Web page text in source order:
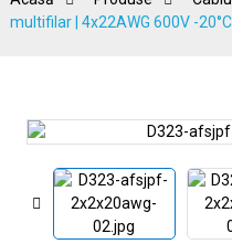
multifilar | 4x22AWG 600V -